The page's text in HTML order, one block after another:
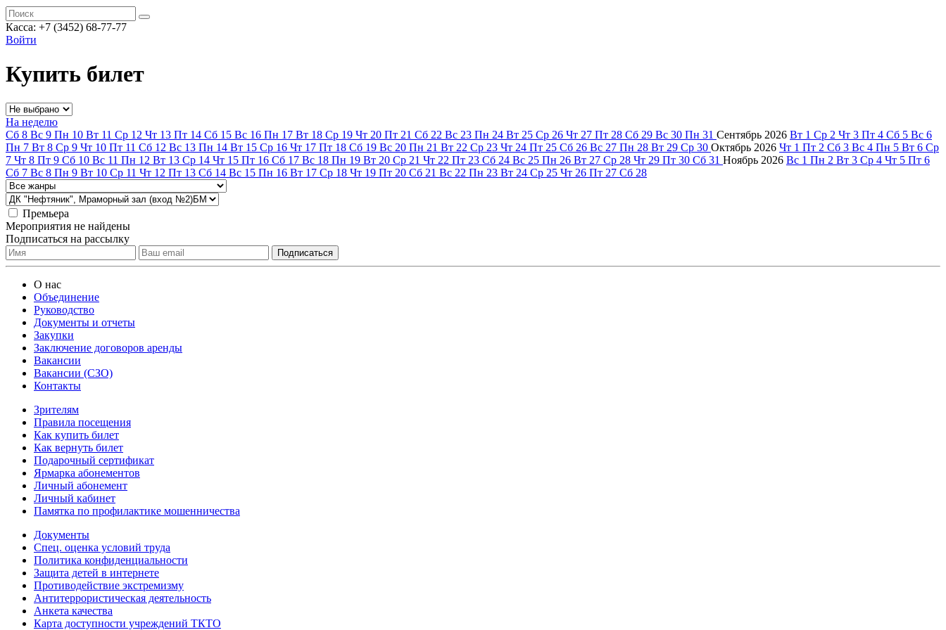
Касса: +7 (3452) 68-77-77
Войти
Купить билет
На неделю
Сб 8 Вс 9 Пн 10 Вт 11 Ср 12 Чт 13 Пт 14 Сб 15 Вс 16 Пн 17 Вт 18 Ср 19 Чт 20 Пт 21 Сб 22 Вс 23 Пн 24 Вт 25 Ср 26 Чт 27 Пт 28 Сб 29 Вс 30 Пн 31 Сентябрь 2026 Вт 1 Ср 2 Чт 3 Пт 4 Сб 5 Вс 6
Пн 7 Вт 8 Ср 9 Чт 10 Пт 11 Сб 12 Вс 13 Пн 14 Вт 15 Ср 16 Чт 17 Пт 18 Сб 19 Вс 20 Пн 21 Вт 22 Ср 23 Чт 24 Пт 25 Сб 26 Вс 27 Пн 28 Вт 29 Ср 30 Октябрь 2026 Чт 1 Пт 2 Сб 3 Вс 4 Пн 5 Вт 6 Ср
7 Чт 8 Пт 9 Сб 10 Вс 11 Пн 12 Вт 13 Ср 14 Чт 15 Пт 16 Сб 17 Вс 18 Пн 19 Вт 20 Ср 21 Чт 22 Пт 23 Сб 24 Вс 25 Пн 26 Вт 27 Ср 28 Чт 29 Пт 30 Сб 31 Ноябрь 2026 Вс 1 Пн 2 Вт 3 Ср 4 Чт 5 Пт 6
Сб 7 Вс 8 Пн 9 Вт 10 Ср 11 Чт 12 Пт 13 Сб 14 Вс 15 Пн 16 Вт 17 Ср 18 Чт 19 Пт 20 Сб 21 Вс 22 Пн 23 Вт 24 Ср 25 Чт 26 Пт 27 Сб 28
Премьера
Мероприятия не найдены
Подписаться на рассылку
О нас
Объединение
Руководство
Документы и отчеты
Закупки
Заключение договоров аренды
Вакансии
Вакансии (СЗО)
Контакты
Зрителям
Правила посещения
Как купить билет
Как вернуть билет
Подарочный сертификат
Ярмарка абонементов
Личный абонемент
Личный кабинет
Памятка по профилактике мошенничества
Документы
Спец. оценка условий труда
Политика конфиденциальности
Защита детей в интернете
Противодействие экстремизму
Антитеррористическая деятельность
Анкета качества
Карта доступности учреждений ТКТО